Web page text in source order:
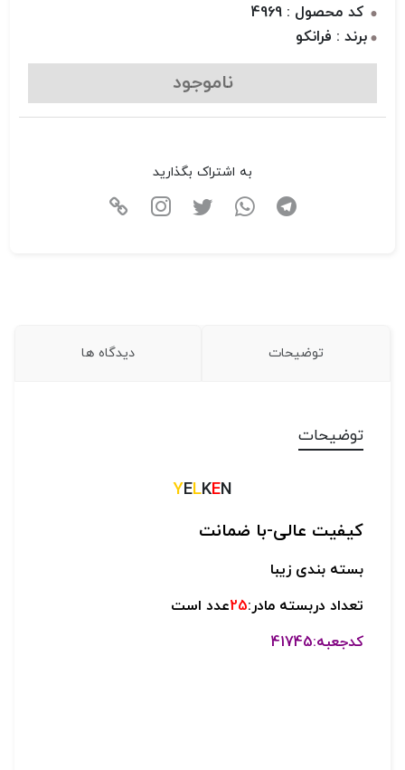
کد محصول : 4969
برند : فرانکو
ناموجود
به اشتراک بگذارید
توضیحات دیدگاه ها
توضیحات
YELKEN
کیفیت عالی-با ضمانت
بسته بندی زیبا
تعداد دربسته مادر:25عدد است
کدجعبه:41745